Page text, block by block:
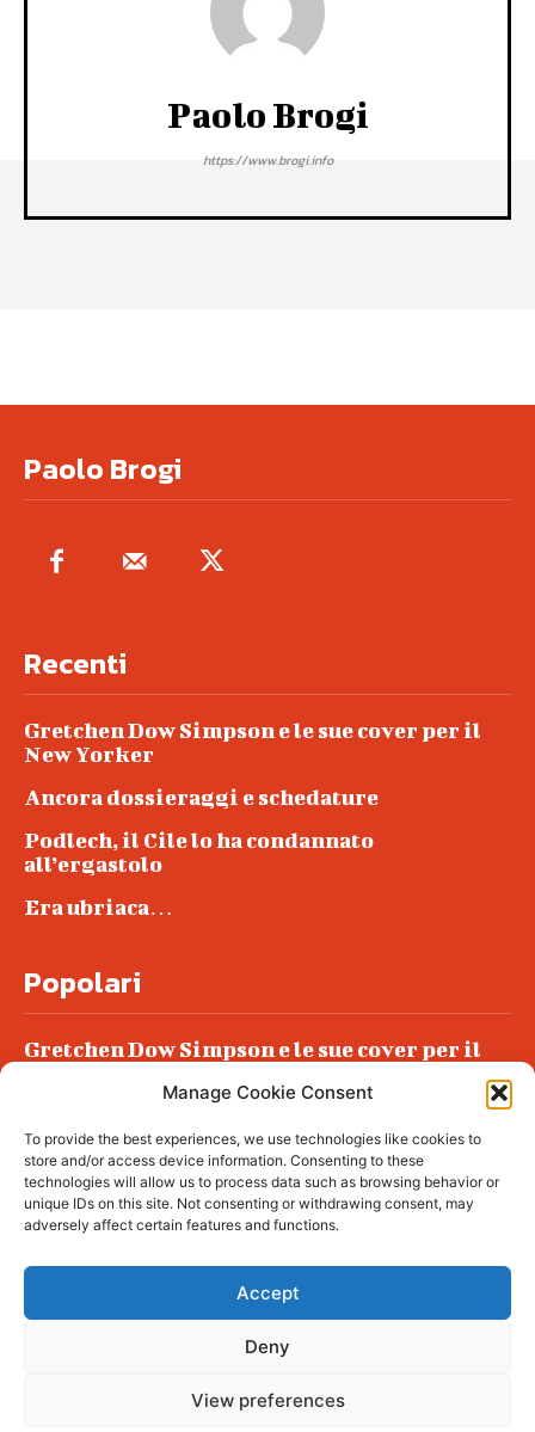
Manage Cookie Consent
To provide the best experiences, we use technologies like cookies to
store and/or access device information. Consenting to these
technologies will allow us to process data such as browsing behavior or
unique IDs on this site. Not consenting or withdrawing consent, may
adversely affect certain features and functions.
Accept
Deny
View preferences
Paolo Brogi
https://www.brogi.info
Paolo Brogi
Recenti
Gretchen Dow Simpson e le sue cover per il
New Yorker
Ancora dossieraggi e schedature
Podlech, il Cile lo ha condannato
all’ergastolo
Era ubriaca…
Popolari
Gretchen Dow Simpson e le sue cover per il
Podlech, il Cile lo ha condannato
all’ergastolo
Era ubriaca…
© tagDiv - All rights reserved. Made with
complete News Portal about living, lifestyle,
fashion and wellness. Take your time and